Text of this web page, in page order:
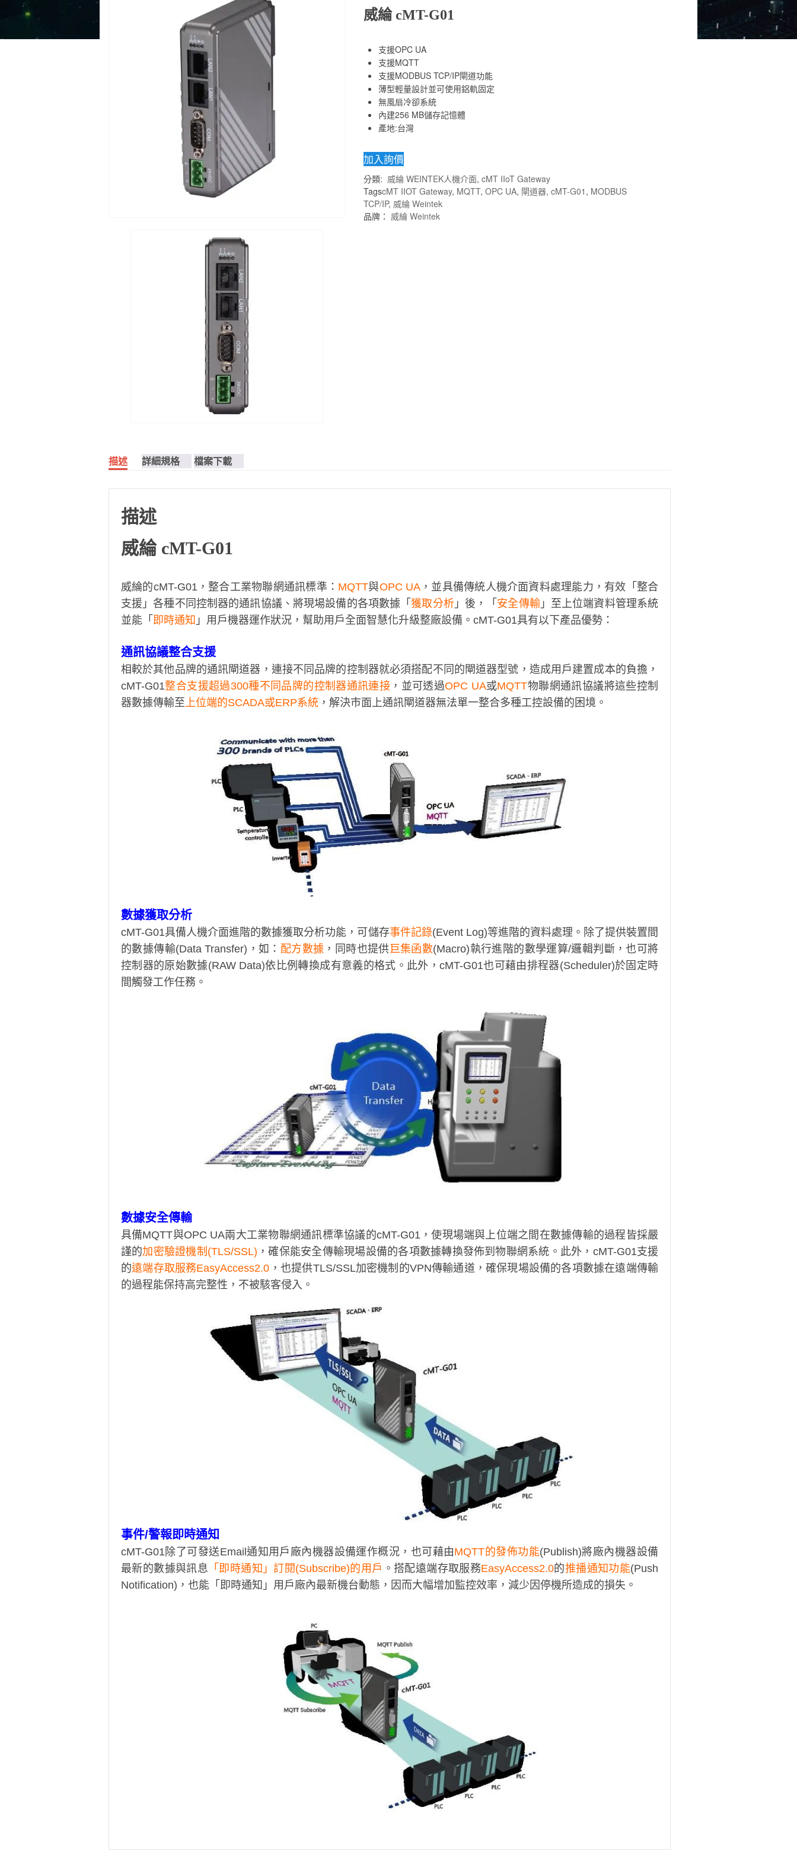
威綸 cMT-G01
支援OPC UA
支援MQTT
支援MODBUS TCP/IP閘道功能
薄型輕量設計並可使用鋁軌固定
無風扇冷卻系統
內建256 MB儲存記憶體
產地:台灣
加入詢價
分類: 威綸 WEINTEK人機介面, cMT IIoT Gateway
TagscMT IIOT Gateway, MQTT, OPC UA, 閘道器, cMT-G01 , MODBUS
TCP/IP, 威綸 Weintek
品牌： 威綸 Weintek
描述 詳細規格 檔案下載
描述
威綸 cMT-G01
威綸的cMT-G01，整合工業物聯網通訊標準： MQTT與OPC UA，並具備傳統人機介面資料處理能力，有效「整合
支援」各種不同控制器的通訊協議、將現場設備的各項數據「獲取分析」後，「 安全傳輸」至上位端資料管理系統
並能「 即時通知 」用戶機器運作狀況，幫助用戶全面智慧化升級整廠設備。cMT-G01具有以下產品優勢：
通訊協議整合支援
相較於其他品牌的通訊閘道器，連接不同品牌的控制器就必須搭配不同的閘道器型號，造成用戶建置成本的負擔，
cMT-G01整合支援超過300種不同品牌的控制器通訊連接 ，並可透過OPC UA或MQTT物聯網通訊協議將這些控制
器數據傳輸至上位端的SCADA或ERP系統 ，解決巿面上通訊閘道器無法單一整合多種工控設備的困境。
數據獲取分析
cMT-G01具備人機介面進階的數據獲取分析功能，可儲存事件記錄(Event Log)等進階的資料處理。除了提供裝置間
的數據傳輸(Data Transfer)，如： 配方數據 ，同時也提供巨集函數(Macro)執行進階的數學運算/邏輯判斷，也可將
控制器的原始數據(RAW Data)依比例轉換成有意義的格式。此外，cMT-G01也可藉由排程器(Scheduler)於固定時
間觸發工作任務。
數據安全傳輸
具備MQTT與OPC UA兩大工業物聯網通訊標準協議的cMT-G01，使現場端與上位端之間在數據傳輸的過程皆採嚴
謹的加密驗證機制(TLS/SSL) ，確保能安全傳輸現場設備的各項數據轉換發佈到物聯網系統。此外，cMT-G01支援
的遠端存取服務EasyAccess2.0 ，也提供TLS/SSL加密機制的VPN傳輸通道，確保現場設備的各項數據在遠端傳輸
的過程能保持高完整性，不被駭客侵入。
事件/警報即時通知
cMT-G01除了可發送Email通知用戶廠內機器設備運作概況，也可藉由MQTT的發佈功能(Publish)將廠內機器設備
最新的數據與訊息 「即時通知」訂閱(Subscribe)的用戶 。搭配遠端存取服務EasyAccess2.0的推播通知功能(Push
Notification)，也能「即時通知」用戶廠內最新機台動態，因而大幅增加監控效率，減少因停機所造成的損失。